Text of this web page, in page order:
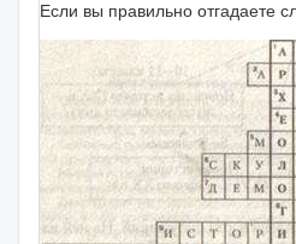
Если вы правильно отгадаете